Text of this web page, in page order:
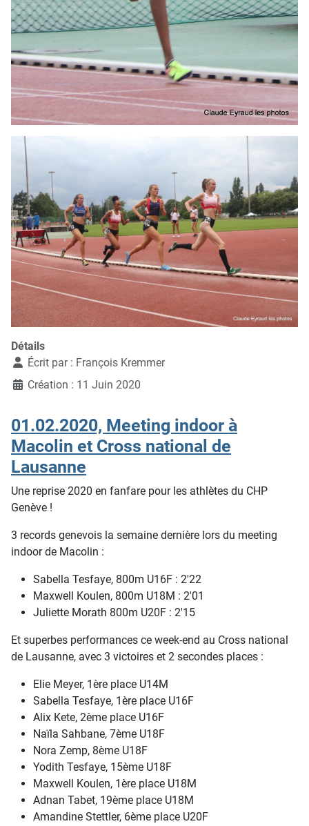
Détails
Écrit par : François Kremmer
Création : 11 Juin 2020
01.02.2020, Meeting indoor à
Macolin et Cross national de
Lausanne
Une reprise 2020 en fanfare pour les athlètes du CHP
Genève !
3 records genevois la semaine dernière lors du meeting
indoor de Macolin :
Sabella Tesfaye, 800m U16F : 2'22
Maxwell Koulen, 800m U18M : 2'01
Juliette Morath 800m U20F : 2'15
Et superbes performances ce week-end au Cross national
de Lausanne, avec 3 victoires et 2 secondes places :
Elie Meyer, 1ère place U14M
Sabella Tesfaye, 1ère place U16F
Alix Kete, 2ème place U16F
Naïla Sahbane, 7ème U18F
Nora Zemp, 8ème U18F
Yodith Tesfaye, 15ème U18F
Maxwell Koulen, 1ère place U18M
Adnan Tabet, 19ème place U18M
Amandine Stettler, 6ème place U20F